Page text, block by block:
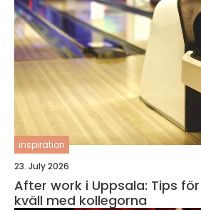
inspiration
23. July 2026
After work i Uppsala: Tips
kväll med kollegorna